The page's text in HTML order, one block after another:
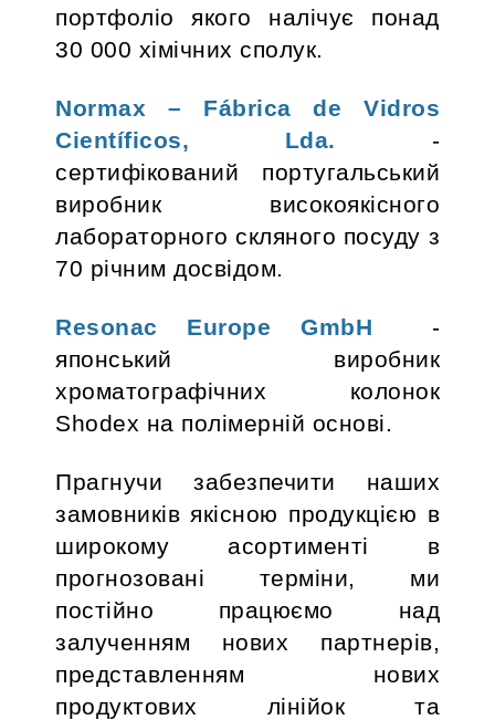
портфоліо якого налічує понад
30 000 хімічних сполук.
Normax – Fábrica de Vidros
Científicos, Lda. -
сертифікований португальський
виробник високоякісного
лабораторного скляного посуду з
70 річним досвідом.
Resonac Europe GmbH
-
японський виробник
хроматографічних колонок
Shodex на полімерній основі.
Прагнучи забезпечити наших
замовників якісною продукцією в
широкому асортименті в
прогнозовані терміни, ми
постійно працюємо над
залученням нових партнерів,
представленням нових
продуктових лінійок та